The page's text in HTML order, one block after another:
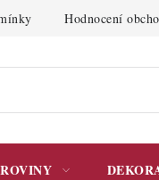
Hodnocení